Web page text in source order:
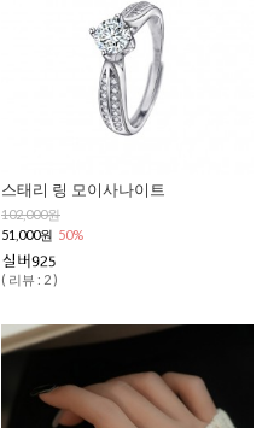
스태리 링 모이사나이트
102,000원
51,000원 50%
( 리뷰 : 2 )